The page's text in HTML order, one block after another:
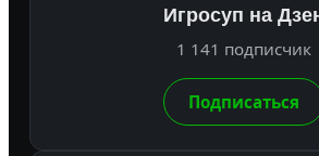
Игросуп на
1 141 подписчик
Подписаться